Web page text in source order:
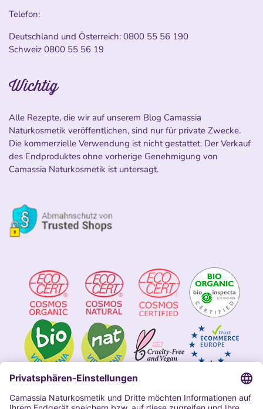
Telefon:
Deutschland und Österreich: 0800 55 56 190
Schweiz 0800 55 56 19
Wichtig
Alle Rezepte, die wir auf unserem Blog Camassia
Naturkosmetik veröffentlichen, sind nur für private Zwecke.
Die kommerzielle Verwendung ist nicht gestattet. Der Verkauf
des Endproduktes ohne vorherige Genehmigung von
Camassia Naturkosmetik ist untersagt.
Impressum